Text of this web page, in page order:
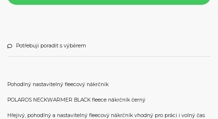
Potřebuji poradit s výběrem
Pohodlný nastavitelný fleecový nákrčník
POLAROS NECKWARMER BLACK fleece nákrčník černý
Hřejivý, pohodlný a nastavitelný fleecový nákrčník vhodný pro práci i volný čas